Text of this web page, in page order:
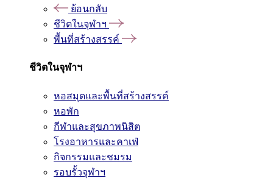
ย้อนกลับ
ชีวิตในจุฬาฯ
พื้นที่สร้างสรรค์
ชีวิตในจุฬาฯ
หอสมุดและพื้นที่สร้างสรรค์
หอพัก
กีฬาและสุขภาพนิสิต
โรงอาหารและคาเฟ่
กิจกรรมและชมรม
รอบรั้วจุฬาฯ